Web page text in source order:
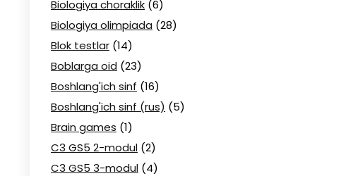
Biologiya choraklik (6)
Biologiya olimpiada (28)
Blok testlar (14)
Boblarga oid (23)
Boshlang'ich sinf (16)
Boshlang'ich sinf (rus) (5)
Brain games (1)
C3 GS5 2-modul (2)
C3 GS5 3-modul (4)